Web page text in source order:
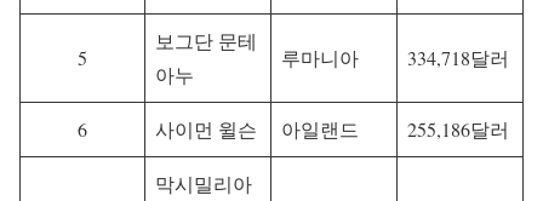
5
보그단 문테
아누
루마니아 334,718달러
6 사이먼 윌슨 아일랜드 255,186달러
막시밀리아